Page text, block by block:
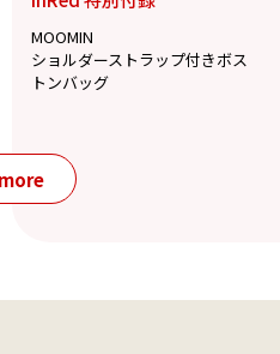
MOOMIN
ショルダーストラップ付きボス
トンバッグ